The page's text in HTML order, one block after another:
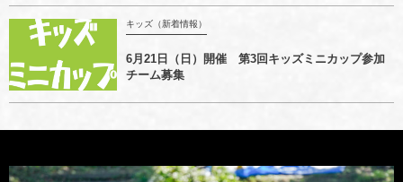
キッズ（新着情報）
6月21日（日）開催 第3回キッズミニカップ参加
チーム募集